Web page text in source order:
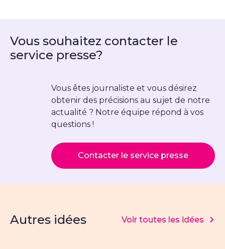
Vous souhaitez contacter le
service presse?
Contacter le service presse
Vous êtes journaliste et vous désirez
obtenir des précisions au sujet de notre
actualité ? Notre équipe répond à vos
questions !
Autres idées Voir toutes les idées